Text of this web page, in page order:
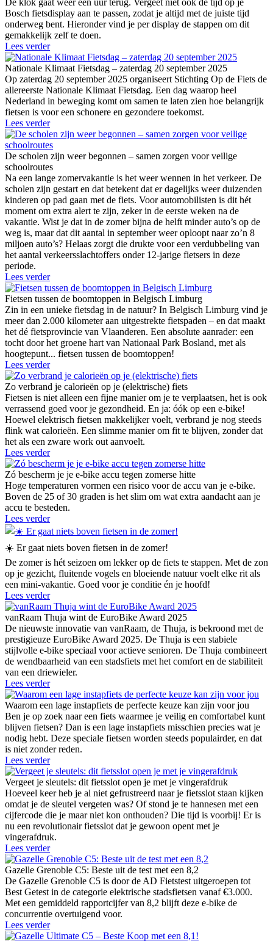
De klok gaat weer een uur terug. Vergeet niet ook de tijd op je
Bosch fietsdisplay aan te passen, zodat je altijd met de juiste tijd
onderweg bent. Hieronder vind je per display de stappen om dit
gemakkelijk zelf te doen.
Lees verder
Nationale Klimaat Fietsdag – zaterdag 20 september 2025
Op zaterdag 20 september 2025 organiseert Stichting Op de Fiets de
allereerste Nationale Klimaat Fietsdag. Een dag waarop heel
Nederland in beweging komt om samen te laten zien hoe belangrijk
fietsen is voor een schonere en gezondere toekomst.
Lees verder
De scholen zijn weer begonnen – samen zorgen voor veilige
schoolroutes
Na een lange zomervakantie is het weer wennen in het verkeer. De
scholen zijn gestart en dat betekent dat er dagelijks weer duizenden
kinderen op pad gaan met de fiets. Voor automobilisten is dit hét
moment om extra alert te zijn, zeker in de eerste weken na de
vakantie. Wist je dat in de zomer bijna de helft minder auto’s op de
weg is, maar dat dit aantal in september weer oploopt naar zo’n 8
miljoen auto’s? Helaas zorgt die drukte voor een verdubbeling van
het aantal verkeersslachtoffers onder 12-jarige fietsers in deze
periode.
Lees verder
Fietsen tussen de boomtoppen in Belgisch Limburg
Zin in een unieke fietsdag in de natuur? In Belgisch Limburg vind je
meer dan 2.000 kilometer aan uitgestrekte fietspaden – en dat maakt
het dé fietsprovincie van Vlaanderen. Een absolute aanrader: een
tocht door het groene hart van Nationaal Park Bosland, met als
hoogtepunt... fietsen tussen de boomtoppen!
Lees verder
Zo verbrand je calorieën op je (elektrische) fiets
Fietsen is niet alleen een fijne manier om je te verplaatsen, het is ook
verrassend goed voor je gezondheid. En ja: óók op een e-bike!
Hoewel elektrisch fietsen makkelijker voelt, verbrand je nog steeds
flink wat calorieën. Een slimme manier om fit te blijven, zonder dat
het als een zware work out aanvoelt.
Lees verder
Zó bescherm je je e-bike accu tegen zomerse hitte
Hoge temperaturen vormen een risico voor de accu van je e-bike.
Boven de 25 of 30 graden is het slim om wat extra aandacht aan je
accu te besteden.
Lees verder
☀️ Er gaat niets boven fietsen in de zomer!
De zomer is hét seizoen om lekker op de fiets te stappen. Met de zon
op je gezicht, fluitende vogels en bloeiende natuur voelt elke rit als
een mini-vakantie. Goed voor je conditie én je hoofd!
Lees verder
vanRaam Thuja wint de EuroBike Award 2025
De nieuwste innovatie van vanRaam, de Thuja, is bekroond met de
prestigieuze EuroBike Award 2025. De Thuja is een stabiele
stijlvolle e-bike speciaal voor actieve senioren. De Thuja combineert
de wendbaarheid van een stadsfiets met het comfort en de stabiliteit
van een driewieler.
Lees verder
Waarom een lage instapfiets de perfecte keuze kan zijn voor jou
Ben je op zoek naar een fiets waarmee je veilig en comfortabel kunt
blijven fietsen? Dan is een lage instapfiets misschien precies wat je
nodig hebt. Deze speciale fietsen worden steeds populairder, en dat
is niet zonder reden.
Lees verder
Vergeet je sleutels: dit fietsslot open je met je vingerafdruk
Hoeveel keer heb je al niet gefrustreerd naar je fietsslot staan kijken
omdat je de sleutel vergeten was? Of stond je te hannesen met een
cijfercode die je maar niet kon onthouden? Die tijd is voorbij! Er is
nu een revolutionair fietsslot dat je gewoon opent met je
vingerafdruk.
Lees verder
Gazelle Grenoble C5: Beste uit de test met een 8,2
De Gazelle Grenoble C5 is door de AD Fietstest uitgeroepen tot
Best Getest in de categorie elektrische stadsfietsen vanaf €3.000.
Met een gemiddeld rapportcijfer van 8,2 blijft deze e-bike de
concurrentie overtuigend voor.
Lees verder